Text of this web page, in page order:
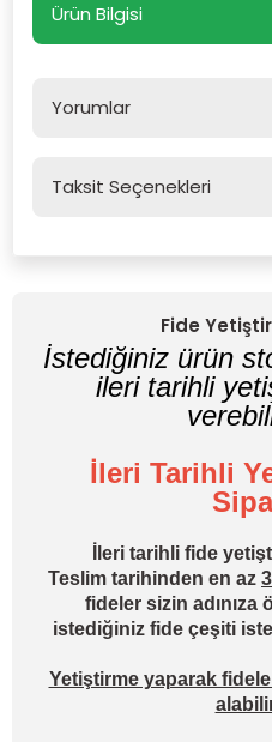
Ürün Bilgisi
Yorumlar
Taksit Seçenekleri
Fide
İstediğiniz ürün
ileri tarihli
İleri Tarihli
İleri tarihli fide
Teslim tarihinden en az
fideler sizin adınıza
istediğiniz fide çeşiti
Yetiştirme yaparak